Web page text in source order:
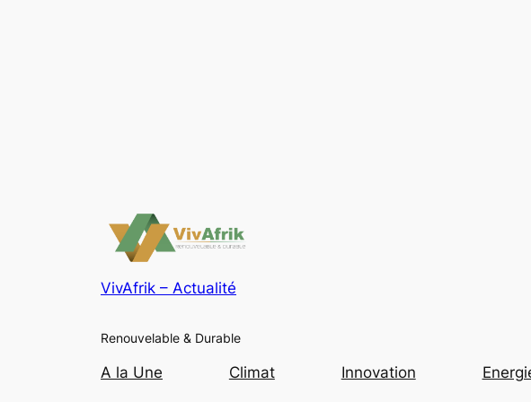
VivAfrik – Actualité
Renouvelable & Durable
A la Une Climat Innovation